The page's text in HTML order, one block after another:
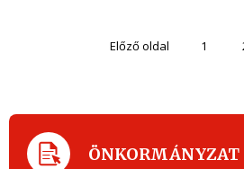
Előző oldal 1
ÖNKORMÁNYZAT